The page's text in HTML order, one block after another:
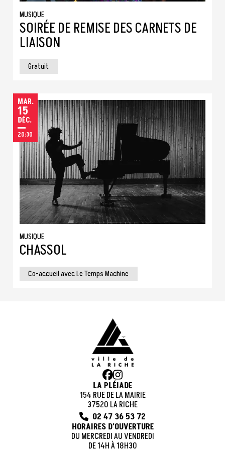
MUSIQUE
SOIRÉE DE REMISE DES CARNETS DE
LIAISON
Gratuit
MARDI
MAR.
15
DÉCEMBRE
DÉC.
20:30
MUSIQUE
CHASSOL
Co-accueil avec Le Temps Machine
LA PLÉIADE
154 RUE DE LA MAIRIE
37520 LA RICHE
02 47 36 53 72
HORAIRES D'OUVERTURE
DU MERCREDI AU VENDREDI
DE 14H À 18H30